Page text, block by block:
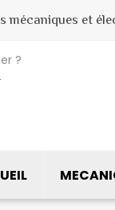
mécaniques et
?